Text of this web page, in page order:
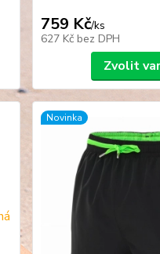
759 Kč/ks
627 Kč bez DPH
Zvolit
Novinka